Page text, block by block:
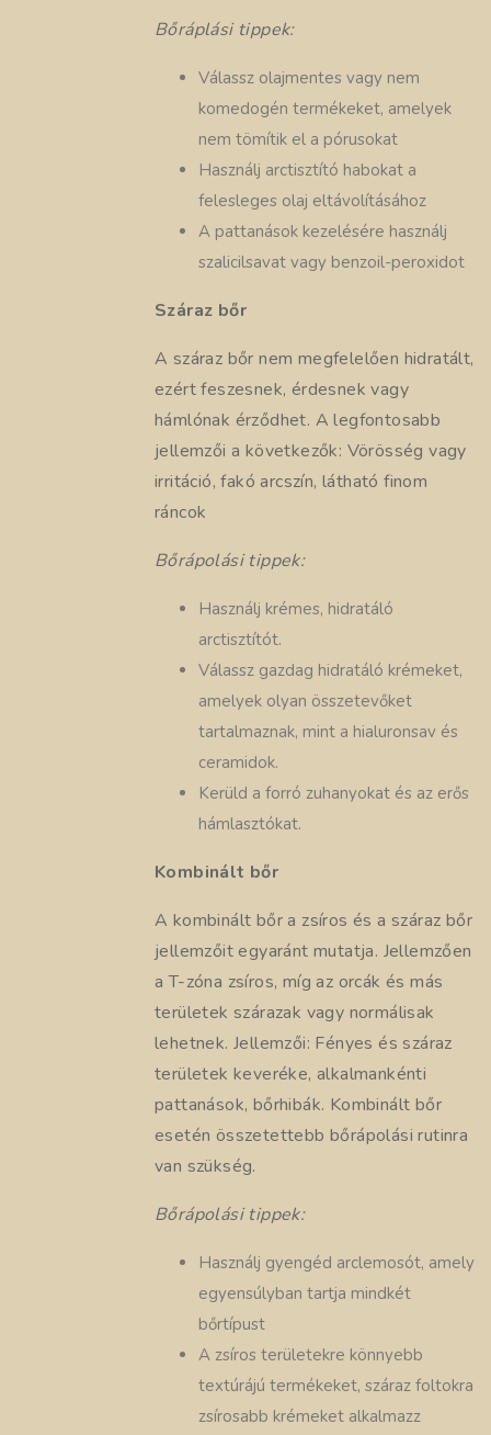
Bőráplási tippek:
Válassz olajmentes vagy nem
komedogén termékeket, amelyek
nem tömítik el a pórusokat
Használj arctisztító habokat a
felesleges olaj eltávolításához
A pattanások kezelésére használj
szalicilsavat vagy benzoil-peroxidot
Száraz bőr
A száraz bőr nem megfelelően hidratált,
ezért feszesnek, érdesnek vagy
hámlónak érződhet. A legfontosabb
jellemzői a következők: Vörösség vagy
irritáció, fakó arcszín, látható finom
ráncok
Bőrápolási tippek:
Használj krémes, hidratáló
arctisztítót.
Válassz gazdag hidratáló krémeket,
amelyek olyan összetevőket
tartalmaznak, mint a hialuronsav és
ceramidok.
Kerüld a forró zuhanyokat és az erős
hámlasztókat.
Kombinált bőr
A kombinált bőr a zsíros és a száraz bőr
jellemzőit egyaránt mutatja. Jellemzően
a T-zóna zsíros, míg az orcák és más
területek szárazak vagy normálisak
lehetnek. Jellemzői: Fényes és száraz
területek keveréke, alkalmankénti
pattanások, bőrhibák. Kombinált bőr
esetén összetettebb bőrápolási rutinra
van szükség.
Bőrápolási tippek:
Használj gyengéd arclemosót, amely
egyensúlyban tartja mindkét
bőrtípust
A zsíros területekre könnyebb
textúrájú termékeket, száraz foltokra
zsírosabb krémeket alkalmazz